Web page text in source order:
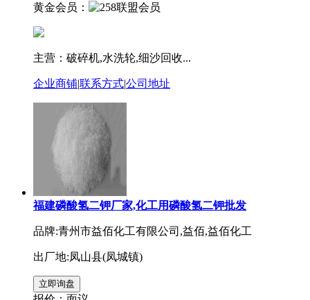
黄金会员：
主营：破碎机,水洗轮,细沙回收...
企业商铺|联系方式|公司地址
福建磷酸氢二钾厂家,化工用磷酸氢二钾批发
品牌:青州市益佰化工有限公司,益佰,益佰化工
出厂地:凤山县(凤城镇)